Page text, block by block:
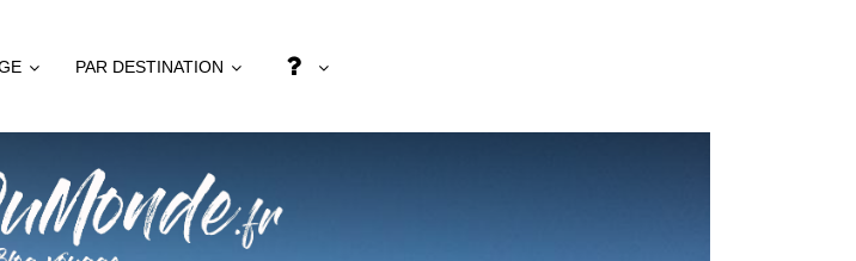
PAR DESTINATION